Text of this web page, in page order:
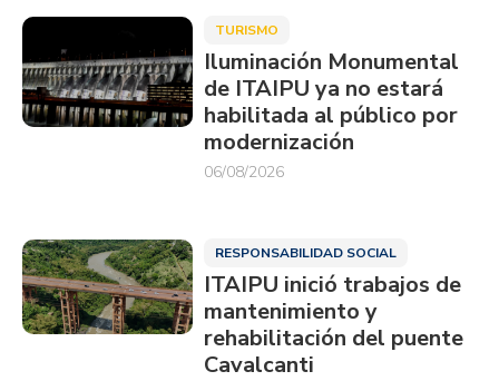
TURISMO
Iluminación Monumental
de ITAIPU ya no estará
habilitada al público por
modernización
06/08/2026
RESPONSABILIDAD SOCIAL
ITAIPU inició trabajos de
mantenimiento y
rehabilitación del puente
Cavalcanti